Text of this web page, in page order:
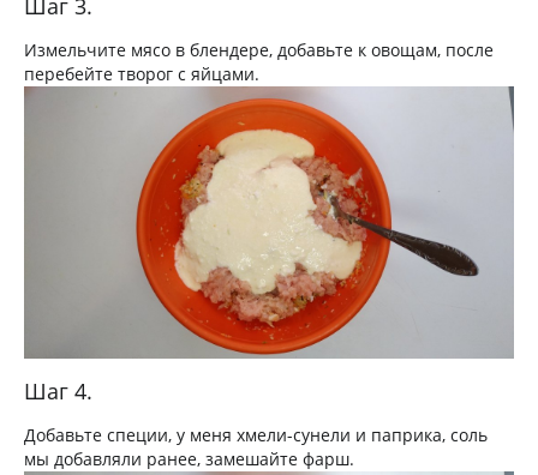
Шаг 3.
Измельчите мясо в блендере, добавьте к овощам, после
перебейте творог с яйцами.
Шаг 4.
Добавьте специи, у меня хмели-сунели и паприка, соль
мы добавляли ранее, замешайте фарш.